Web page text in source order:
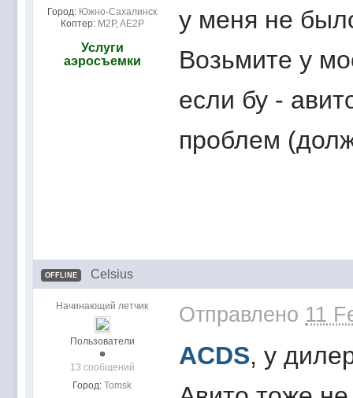
Город: Южно-Сахалинск
Коптер: M2P, AE2P
Услуги
аэросъемки
у меня не
Возьмите у
если бу -
проблем
OFFLINE Celsius
Начинающий летчик
Пользователи
13 сообщений
Город: Tomsk
Отправлено 11
ACDS, у